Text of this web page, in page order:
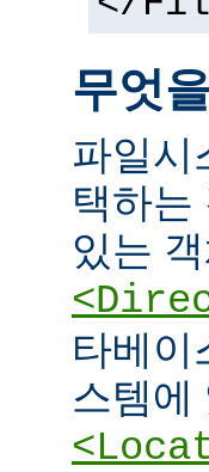
무엇
파일시
택하는
있는
타베이
스템에